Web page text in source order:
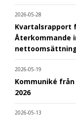
2026-05-28
Kvartalsrapport
Återkommande
2026-05-19
Kommuniké
2026
2026-05-13